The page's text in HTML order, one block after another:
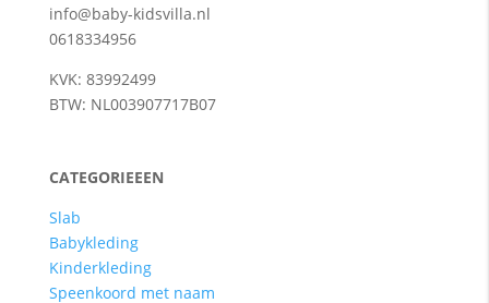
info@baby-kidsvilla.nl
0618334956
KVK: 83992499
BTW: NL003907717B07
CATEGORIEEEN
Slab
Babykleding
Kinderkleding
Speenkoord met naam